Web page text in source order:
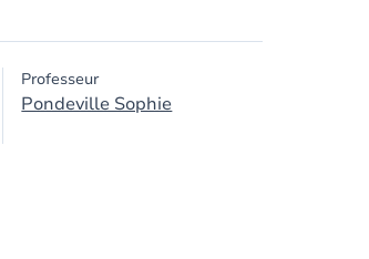
Professeur
Pondeville Sophie